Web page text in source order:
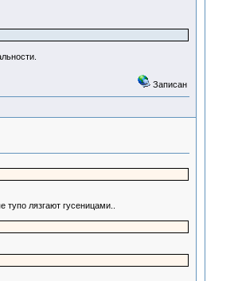
Записан
лязгают гусеницами..